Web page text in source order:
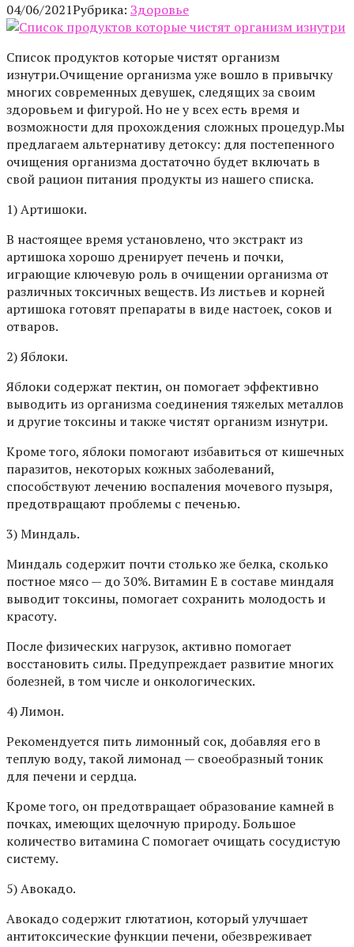
04/06/2021Рубрика: Здоровье
Список продуктов которые чистят организм
изнутри.Очищение организма уже вошло в привычку
многих современных девушек, следящих за своим
здоровьем и фигурой. Но не у всех есть время и
возможности для прохождения сложных процедур.Мы
предлагаем альтернативу детоксу: для постепенного
очищения организма достаточно будет включать в
свой рацион питания продукты из нашего списка.
1) Артишоки.
В настоящее время установлено, что экстракт из
артишока хорошо дренирует печень и почки,
играющие ключевую роль в очищении организма от
различных токсичных веществ. Из листьев и корней
артишока готовят препараты в виде настоек, соков и
отваров.
2) Яблоки.
Яблоки содержат пектин, он помогает эффективно
выводить из организма соединения тяжелых металлов
и другие токсины и также чистят организм изнутри.
Кроме того, яблоки помогают избавиться от кишечных
паразитов, некоторых кожных заболеваний,
способствуют лечению воспаления мочевого пузыря,
предотвращают проблемы с печенью.
3) Миндаль.
Миндаль содержит почти столько же белка, сколько
постное мясо — до 30%. Витамин Е в составе миндаля
выводит токсины, помогает сохранить молодость и
красоту.
После физических нагрузок, активно помогает
восстановить силы. Предупреждает развитие многих
болезней, в том числе и онкологических.
4) Лимон.
Рекомендуется пить лимонный сок, добавляя его в
теплую воду, такой лимонад — своеобразный тоник
для печени и сердца.
Кроме того, он предотвращает образование камней в
почках, имеющих щелочную природу. Большое
количество витамина С помогает очищать сосудистую
систему.
5) Авокадо.
Авокадо содержит глютатион, который улучшает
антитоксические функции печени, обезвреживает